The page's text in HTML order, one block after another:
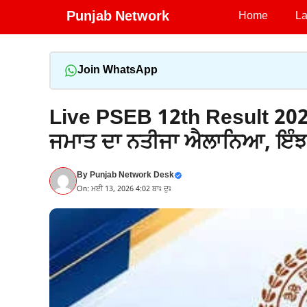
Punjab Network Home
Join WhatsApp
Live PSEB 12th Result
ਜਮਾਤ ਦਾ ਨਤੀਜਾ ਐਲਾਨਿਆ,
ByPunjab Network Desk
On: ਮਈ 13, 2026 4:02 ਬਾਃ ਦੁਃ